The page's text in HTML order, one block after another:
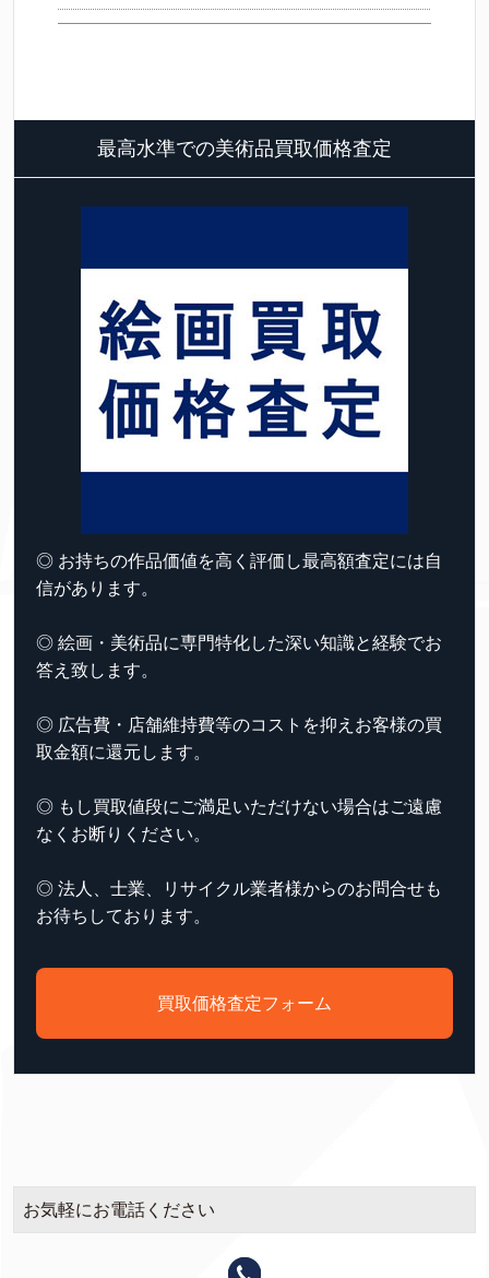
最高水準での美術品買取価格査定
◎ お持ちの作品価値を高く評価し最高額査定には自
信があります。
◎ 絵画・美術品に専門特化した深い知識と経験でお
答え致します。
◎ 広告費・店舗維持費等のコストを抑えお客様の買
取金額に還元します。
◎ もし買取値段にご満足いただけない場合はご遠慮
なくお断りください。
◎ 法人、士業、リサイクル業者様からのお問合せも
お待ちしております。
買取価格査定フォーム
お気軽にお電話ください